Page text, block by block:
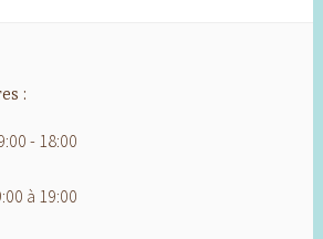
:
- 18:00
à 19:00